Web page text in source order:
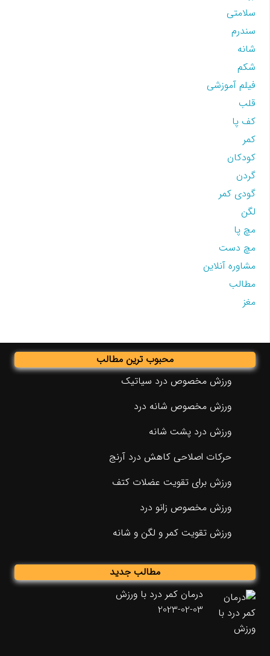
سلامتی
سندرم
شانه
شکم
فیلم آموزشی
قلب
کف پا
کمر
کودکان
گردن
گودی کمر
لگن
مچ پا
مچ دست
مشاوره آنلاین
مطالب
مغز
محبوب ترین مطالب
ورزش مخصوص درد سیاتیک
ورزش مخصوص شانه درد
ورزش درد پشت شانه
حرکات اصلاحی کاهش درد آرنج
ورزش برای تقویت عضلات کتف
ورزش مخصوص زانو درد
ورزش تقویت کمر و لگن و شانه
مطالب جدید
درمان کمر درد با ورزش
2023-02-03